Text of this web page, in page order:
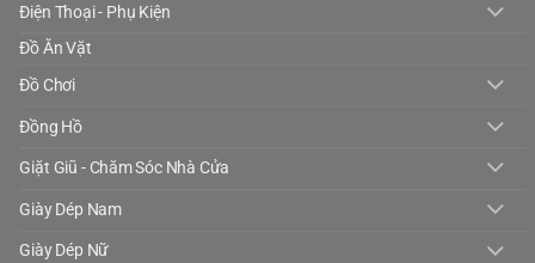
Điện Thoại - Phụ Kiện
Đồ Ăn Vặt
Đồ Chơi
Đồng Hồ
Giặt Giũ - Chăm Sóc Nhà Cửa
Giày Dép Nam
Giày Dép Nữ